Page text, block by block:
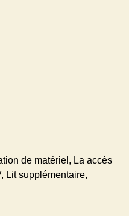
de matériel, La accès
Lit supplémentaire,